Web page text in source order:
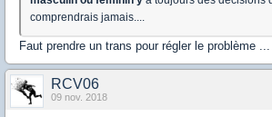
comprendrais jamais....
Faut prendre un trans pour régler le problème ...
RCV06
09 nov. 2018